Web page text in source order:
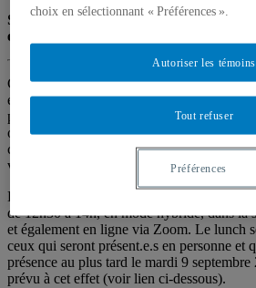
Sur invitation seulement | Activité
étudiant.e.s du CRIDAQ
Chaque rentrée, on organise une
étudiant.e.s du CRIDAQ pour permettre
présenter les activités étudiantes à venir et
opportunités de financement offertes par
concours de bourse et trois appels à projets
vos initiatives).
L’assemblée générale de 2025 se tiendra le
de 12h30 à 14h, en mode hybride, dans
et également en ligne via Zoom. Le lunch
ceux qui seront présent.e.s en personne et
présence au plus tard le mardi 9
prévu à cet effet (voir lien ci-dessous).
choix en sélectionnant « Préférences ».
Tout refuser
Autoriser les témoins
Préférences